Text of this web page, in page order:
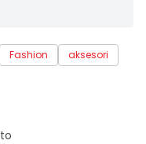
Fashion
aksesori